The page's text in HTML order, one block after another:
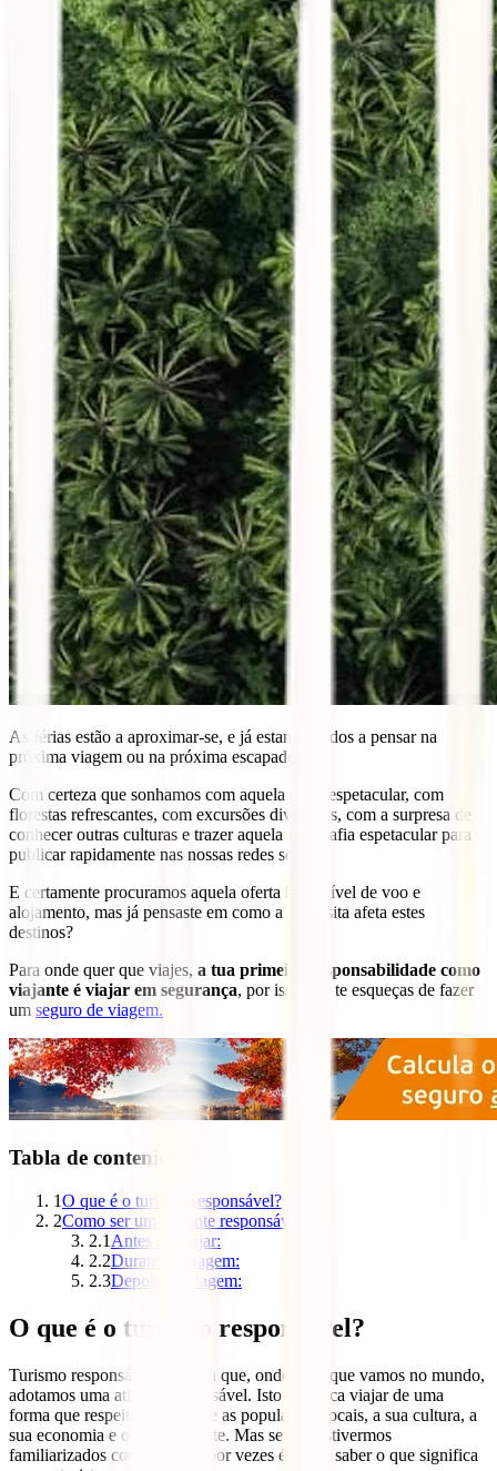
As férias estão a aproximar-se, e já estamos todos a pensar na
próxima viagem ou na próxima escapadela….
Com certeza que sonhamos com aquela praia espetacular, com
florestas refrescantes, com excursões divertidas, com a surpresa de
conhecer outras culturas e trazer aquela fotografia espetacular para
publicar rapidamente nas nossas redes sociais.
E certamente procuramos aquela oferta irresistível de voo e
alojamento, mas já pensaste em como a tua visita afeta estes
destinos?
Para onde quer que viajes, a tua primeira responsabilidade como
viajante é viajar em segurança, por isso não te esqueças de fazer
um seguro de viagem.
Tabla de contenidos
1O que é o turismo responsável?
2Como ser um viajante responsável
2.1 Antes de viajar:
2.2Durante a viagem:
2.3Depois da viagem:
O que é o turismo responsável?
Turismo responsável significa que, onde quer que vamos no mundo,
adotamos uma atitude responsável. Isto significa viajar de uma
forma que respeite e beneficie as populações locais, a sua cultura, a
sua economia e o seu ambiente. Mas se não estivermos
familiarizados com o termo, por vezes é difícil saber o que significa